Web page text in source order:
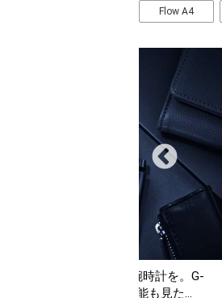
Flow A4
だ「指名買い」】2026年7月掲載記事か